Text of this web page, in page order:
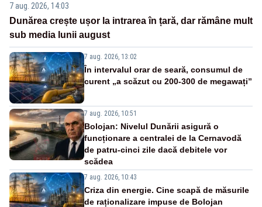
7 aug. 2026, 14:03
Dunărea crește ușor la intrarea în țară, dar rămâne mult
sub media lunii august
7 aug. 2026, 13:02
În intervalul orar de seară, consumul de
curent „a scăzut cu 200-300 de megawați”
7 aug. 2026, 10:51
Bolojan: Nivelul Dunării asigură o
funcționare a centralei de la Cernavodă
de patru-cinci zile dacă debitele vor
scădea
7 aug. 2026, 10:43
Criza din energie. Cine scapă de măsurile
de raționalizare impuse de Bolojan